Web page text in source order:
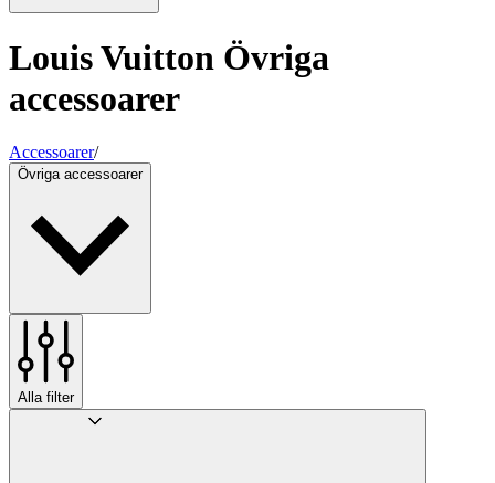
Louis Vuitton Övriga
accessoarer
Accessoarer/
Övriga accessoarer
Alla filter